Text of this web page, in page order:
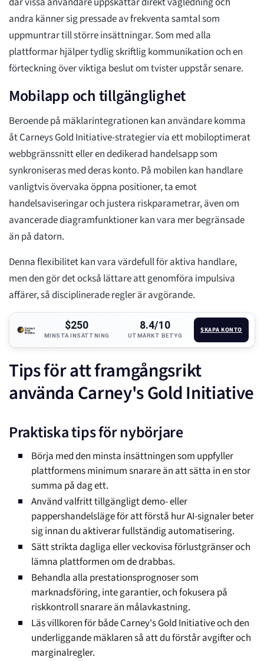
andra känner sig pressade av frekventa samtal som
uppmuntrar till större insättningar. Som med alla
plattformar hjälper tydlig skriftlig kommunikation och en
förteckning över viktiga beslut om tvister uppstår senare.
Mobilapp och tillgänglighet
Beroende på mäklarintegrationen kan användare komma
åt Carneys Gold Initiative-strategier via ett mobiloptimerat
webbgränssnitt eller en dedikerad handelsapp som
synkroniseras med deras konto. På mobilen kan handlare
vanligtvis övervaka öppna positioner, ta emot
handelsaviseringar och justera riskparametrar, även om
avancerade diagramfunktioner kan vara mer begränsade
än på datorn.
Denna flexibilitet kan vara värdefull för aktiva handlare,
men den gör det också lättare att genomföra impulsiva
affärer, så disciplinerade regler är avgörande.
$250
MINSTA INSÄTTNING
8.4/10
UTMÄRKT BETYG
SKAPA KONTO
Tips för att framgångsrikt
använda Carney's Gold Initiative
Praktiska tips för nybörjare
Börja med den minsta insättningen som uppfyller
plattformens minimum snarare än att sätta in en stor
summa på dag ett.
Använd valfritt tillgängligt demo- eller
pappershandelsläge för att förstå hur AI-signaler beter
sig innan du aktiverar fullständig automatisering.
Sätt strikta dagliga eller veckovisa förlustgränser och
lämna plattformen om de drabbas.
Behandla alla prestationsprognoser som
marknadsföring, inte garantier, och fokusera på
riskkontroll snarare än målavkastning.
Läs villkoren för både Carney's Gold Initiative och den
underliggande mäklaren så att du förstår avgifter och
marginalregler.